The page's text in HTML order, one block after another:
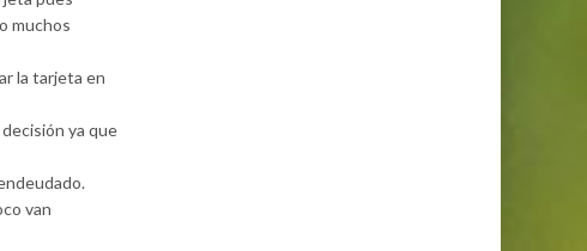
muchos
la tarjeta en
ya que
van